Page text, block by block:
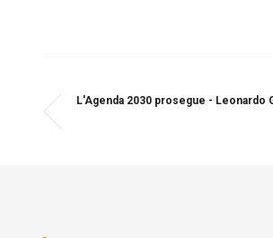
L'Agenda 2030 prosegue - Leonardo